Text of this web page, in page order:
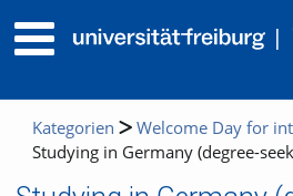
Kategorien
Welcome Day for
Studying in Germany (degree-